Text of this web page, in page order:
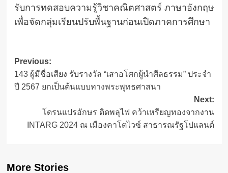
รับการทดสอบความรู้วิชาคณิตศาสตร์ ภาษาอังกฤษ
เพื่อจัดกลุ่มเรียนปรับพื้นฐานก่อนเปิดภาคการศึกษา
Post
navigation
Previous:
143 ผู้มีชื่อเสียง รับรางวัล “เสาอโศกผู้นำศีลธรรม” ประจำ
ปี 2567 ยกเป็นต้นแบบทางพระพุทธศาสนา
Next:
โดรนแปรอักษร ติดพลุไฟ คว้าเหรียญทองจากงาน
INTARG 2024 ณ เมืองคาโตไวซ์ สาธารณรัฐโปแลนด์
More Stories